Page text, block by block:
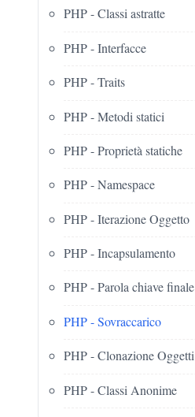
PHP - Classi astratte
PHP - Interfacce
PHP - Traits
PHP - Metodi statici
PHP - Proprietà statiche
PHP - Namespace
PHP - Iterazione Oggetto
PHP - Incapsulamento
PHP - Parola chiave finale
PHP - Sovraccarico
PHP - Clonazione Oggetti
PHP - Classi Anonime